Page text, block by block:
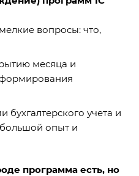
вопросы: что,
месяца и
бухгалтерского учета и
опыт и
программа есть, но